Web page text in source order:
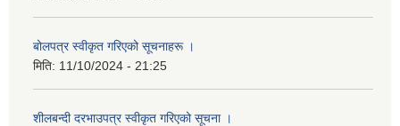
बोलपत्र स्वीकृत गरिएको सूचनाहरू ।
मिति: 11/10/2024 - 21:25
शीलबन्दी दरभाउपत्र स्वीकृत गरिएको सूचना ।